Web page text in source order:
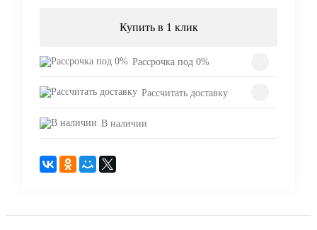
Купить в 1 клик
Рассрочка под 0%
Рассчитать доставку
В наличии